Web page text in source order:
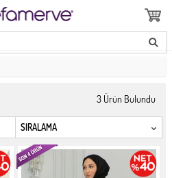
3 Ürün Bulundu